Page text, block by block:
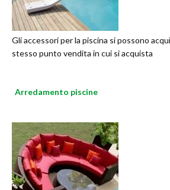
Gli accessori per la piscina si possono
stesso punto vendita in cui si acquista
Arredamento piscine